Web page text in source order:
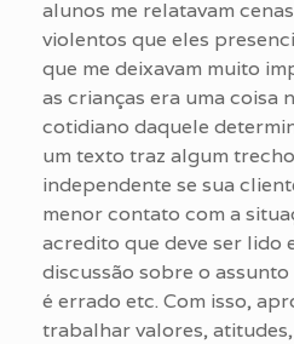
alunos me relatavam
violentos que eles
que me deixavam muito
as crianças era uma coisa
cotidiano daquele
um texto traz algum
independente se sua
menor contato com a
acredito que deve ser lido
discussão sobre o
é errado etc. Com isso,
trabalhar valores,